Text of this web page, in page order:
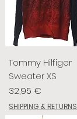
Tommy Hilfiger
Sweater XS
Preis
32,95 €
SHIPPING & RETURNS